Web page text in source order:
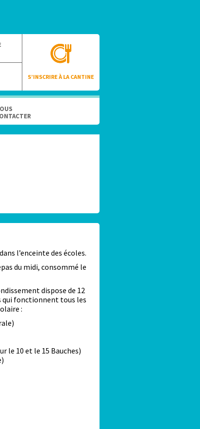
S’INSCRIRE À LA CANTINE
l’enceinte des écoles.
du midi, consommé le
dispose de 12
qui fonctionnent tous les
:
le 10 et le 15 Bauches)